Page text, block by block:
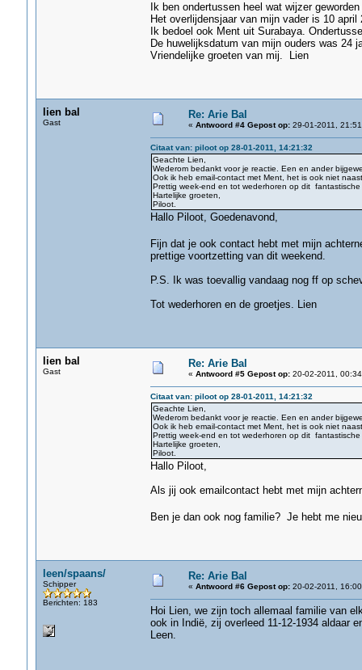
Ik ben ondertussen heel wat wijzer
Het overlijdensjaar van mijn vader is 10 april
Ik bedoel ook Ment uit Surabaya.
De huwelijksdatum van mijn ouders was 24
Vriendelijke groeten van mij. Lien
lien bal
Gast
Re: Arie Bal
« Antwoord #4 Gepost op:29-01-2011,
Citaat van: piloot op 28-01-2011, 14:21:32
Geachte Lien,
Wederom bedankt voor je reactie. Een en ander
Ook ik heb email-contact met Ment, het is ook niet
Prettig week-end en tot wederhoren op dit fantastische
Hartelijke groeten,
Piloot.
Hallo Piloot, Goedenavond,
Fijn dat je ook contact hebt met mijn
prettige voortzetting van dit weekend.
P.S. Ik was toevallig vandaag nog ff op
Tot wederhoren en de groetjes. Lien
lien bal
Gast
Re: Arie Bal
« Antwoord #5 Gepost op:20-02-2011,
Citaat van: piloot op 28-01-2011, 14:21:32
Geachte Lien,
Wederom bedankt voor je reactie. Een en ander
Ook ik heb email-contact met Ment, het is ook niet
Prettig week-end en tot wederhoren op dit fantastische
Hartelijke groeten,
Piloot.
Hallo Piloot,
Als jij ook emailcontact hebt met mijn
Ben je dan ook nog familie? Je hebt me
leen/spaans/
Schipper
Berichten: 183
Re: Arie Bal
« Antwoord #6 Gepost op:20-02-2011,
Hoi Lien, we zijn toch allemaal familie van
ook in Indië, zij overleed 11-12-1934 aldaar
Leen.